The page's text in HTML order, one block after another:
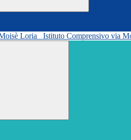
Istituto Comprensivo via